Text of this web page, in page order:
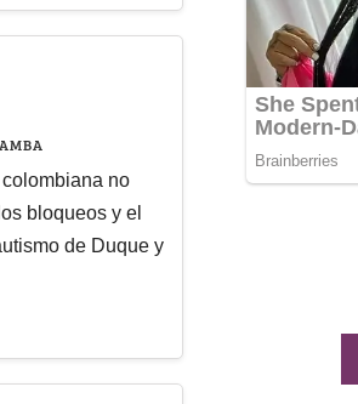
no
bloqueos y el
de Duque y